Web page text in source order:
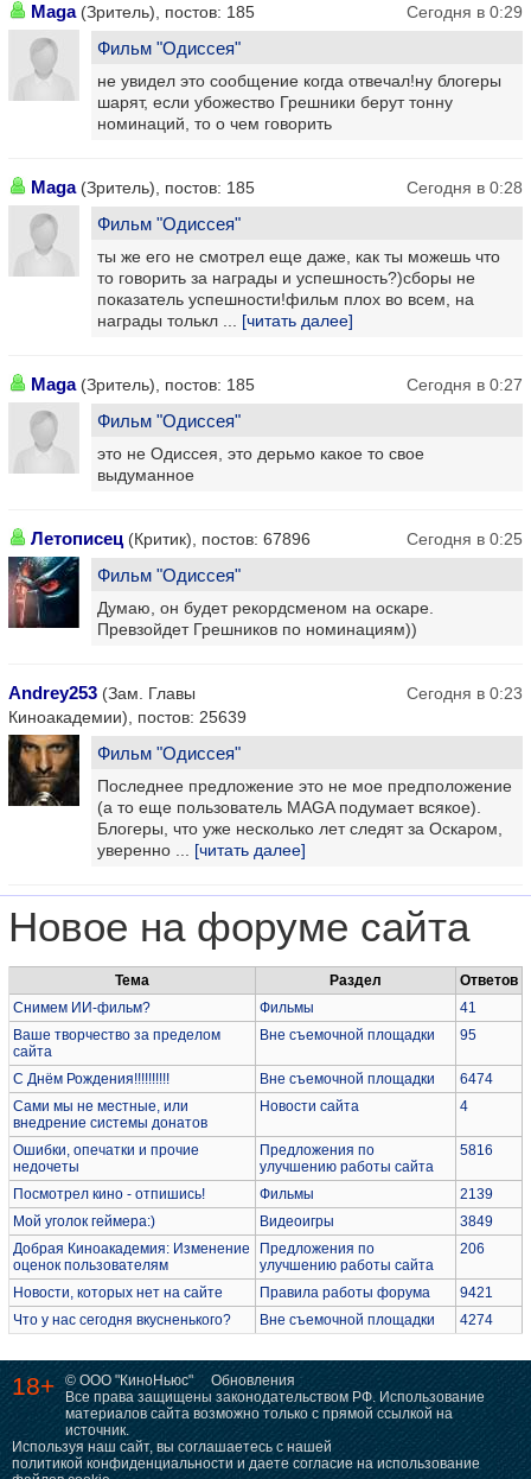
Maga(Зритель), постов: 185 Сегодня в 0:29
Фильм "Одиссея"
не увидел это сообщение когда отвечал!ну блогеры
шарят, если убожество Грешники берут тонну
номинаций, то о чем говорить
Maga(Зритель), постов: 185 Сегодня в 0:28
Фильм "Одиссея"
ты же его не смотрел еще даже, как ты можешь что
то говорить за награды и успешность?)сборы не
показатель успешности!фильм плох во всем, на
награды толькл ... [читать далее]
Maga(Зритель), постов: 185 Сегодня в 0:27
Фильм "Одиссея"
это не Одиссея, это дерьмо какое то свое
выдуманное
Летописец (Критик), постов: 67896 Сегодня в 0:25
Фильм "Одиссея"
Думаю, он будет рекордсменом на оскаре.
Превзойдет Грешников по номинациям))
Andrey253 (Зам. Главы
Киноакадемии), постов: 25639
Сегодня в 0:23
Фильм "Одиссея"
Последнее предложение это не мое предположение
(а то еще пользователь MAGA подумает всякое).
Блогеры, что уже несколько лет следят за Оскаром,
уверенно ... [читать далее]
Новое на форуме сайта
Тема Раздел
Ответов
Снимем ИИ-фильм?
Фильмы
41
Ваше творчество за пределом
сайта
Вне съемочной площадки 95
С Днём Рождения!!!!!!!!!! Вне съемочной площадки
6474
Сами мы не местные, или
внедрение системы донатов
Новости сайта 4
Ошибки, опечатки и прочие
недочеты
Предложения по
улучшению работы сайта
5816
Посмотрел кино - отпишись! Фильмы
2139
Мой уголок геймера:)
Видеоигры
3849
Добрая Киноакадемия: Изменение
оценок пользователям
Предложения по
улучшению работы сайта
206
Новости, которых нет на сайте Правила работы форума
9421
Что у нас сегодня вкусненького?
Вне съемочной площадки 4274
18+ © ООО "КиноНьюс"
Обновления
Все права защищены законодательством РФ. Использование
материалов сайта возможно только с прямой ссылкой на
источник.
Используя наш сайт, вы соглашаетесь с нашей
политикой конфиденциальности и даете согласие на использование